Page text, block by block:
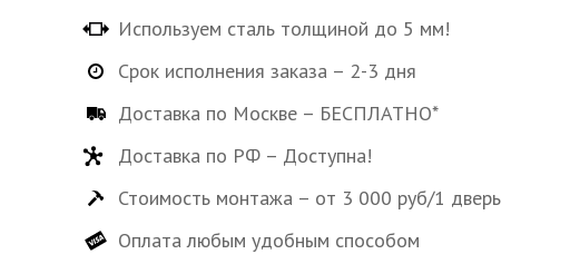
Используем сталь толщиной до 5 мм!
Срок исполнения заказа – 2-3 дня
Доставка по Москве – БЕСПЛАТНО*
Доставка по РФ – Доступна!
Стоимость монтажа – от 3 000 руб/1 дверь
Оплата любым удобным способом